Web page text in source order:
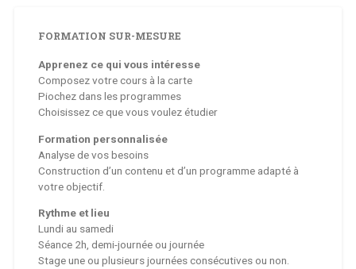
FORMATION SUR-MESURE
Apprenez ce qui vous intéresse
Composez votre cours à la carte
Piochez dans les programmes
Choisissez ce que vous voulez étudier
Formation personnalisée
Analyse de vos besoins
Construction d’un contenu et d’un programme adapté à
votre objectif.
Rythme et lieu
Lundi au samedi
Séance 2h, demi-journée ou journée
Stage une ou plusieurs journées consécutives ou non.